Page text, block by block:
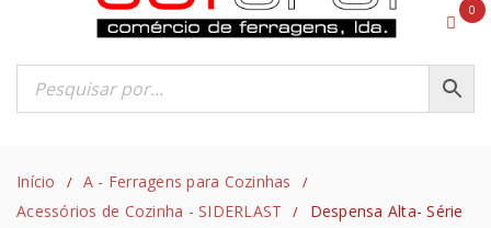
0
Início / A - Ferragens para Cozinhas /
Acessórios de Cozinha - SIDERLAST /
Despensa Alta- Série